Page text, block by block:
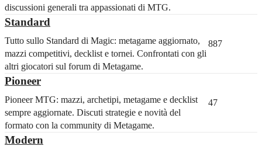
discussioni generali tra appassionati di MTG.
Standard
Tutto sullo Standard di Magic: metagame aggiornato,
mazzi competitivi, decklist e tornei. Confrontati con gli
altri giocatori sul forum di Metagame.
887
Pioneer
Pioneer MTG: mazzi, archetipi, metagame e decklist
sempre aggiornate. Discuti strategie e novità del
formato con la community di Metagame.
47
Modern